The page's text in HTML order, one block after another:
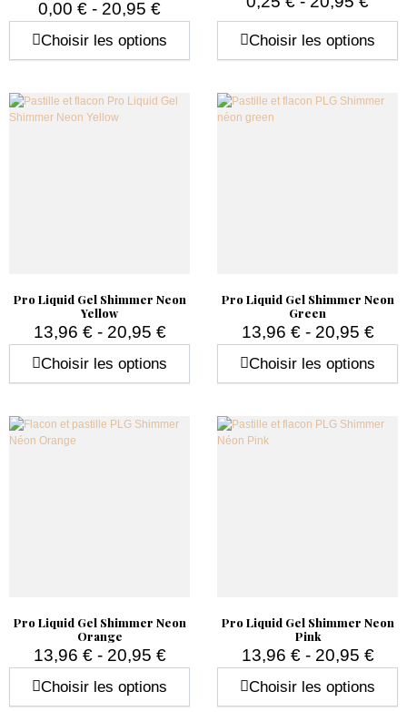
0,00 € - 20,95 €
Choisir les options
Prix
Choisir les options
Pro Liquid Gel Shimmer Neon
Yellow
13,96 € - 20,95 €
Choisir les options
Pro Liquid Gel Shimmer Neon
Green
13,96 € - 20,95 €
Choisir les options
Pro Liquid Gel Shimmer Neon
Orange
13,96 € - 20,95 €
Choisir les options
Pro Liquid Gel Shimmer Neon
Pink
13,96 € - 20,95 €
Choisir les options